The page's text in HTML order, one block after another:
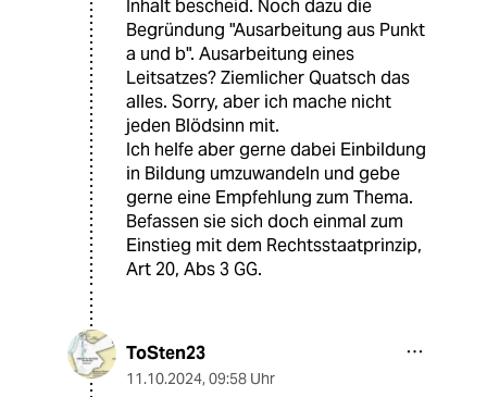
Inhalt bescheid. Noch dazu die
Begründung "Ausarbeitung aus Punkt
a und b". Ausarbeitung eines
Leitsatzes? Ziemlicher Quatsch das
alles. Sorry, aber ich mache nicht
jeden Blödsinn mit.
Ich helfe aber gerne dabei Einbildung
in Bildung umzuwandeln und gebe
gerne eine Empfehlung zum Thema.
Befassen sie sich doch einmal zum
Einstieg mit dem Rechtsstaatprinzip,
Art 20, Abs 3 GG.
ToSten23
11.10.2024, 09:58 Uhr